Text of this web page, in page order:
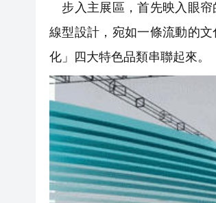
步入主展區，首先映入眼帘
線型設計，宛如一條流動的
化」四大特色品類串聯起來。